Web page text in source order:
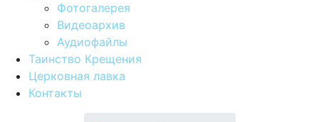
Фотогалерея
Видеоархив
Аудиофайлы
Таинство Крещения
Церковная лавка
Контакты